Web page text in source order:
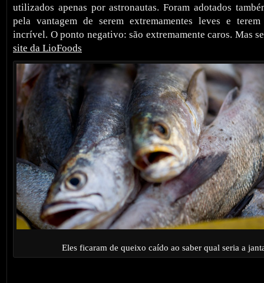
utilizados apenas por astronautas. Foram adotados
pela vantagem de serem extremamentes leves e
incrível. O ponto negativo: são extremamente caros. Mas
site da LioFoods
Eles ficaram de queixo caído ao saber qual seria a